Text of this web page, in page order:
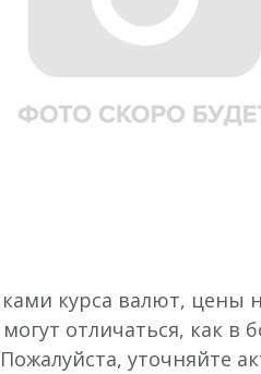
курса валют, цены
отличаться, как в
уточняйте